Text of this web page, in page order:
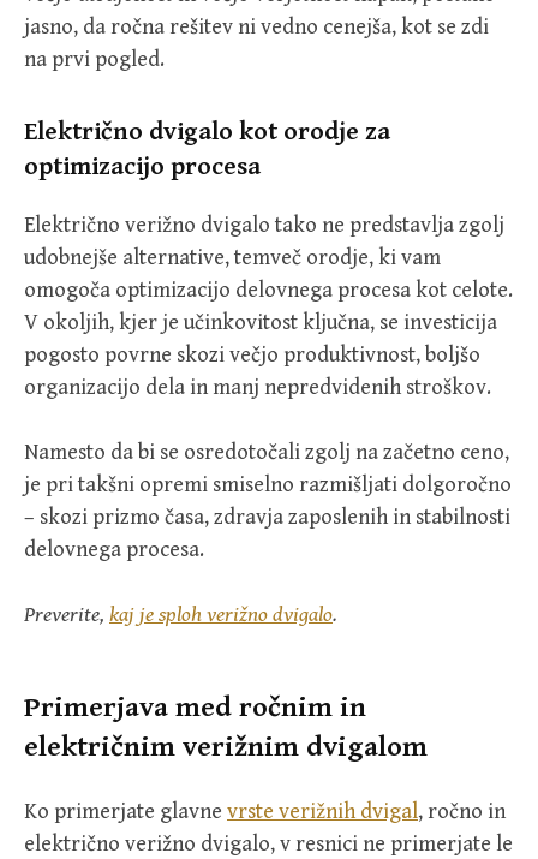
jasno, da ročna rešitev ni vedno cenejša, kot se zdi
na prvi pogled.
Električno dvigalo kot orodje za
optimizacijo procesa
Električno verižno dvigalo tako ne predstavlja zgolj
udobnejše alternative, temveč orodje, ki vam
omogoča optimizacijo delovnega procesa kot celote.
V okoljih, kjer je učinkovitost ključna, se investicija
pogosto povrne skozi večjo produktivnost, boljšo
organizacijo dela in manj nepredvidenih stroškov.
Namesto da bi se osredotočali zgolj na začetno ceno,
je pri takšni opremi smiselno razmišljati dolgoročno
– skozi prizmo časa, zdravja zaposlenih in stabilnosti
delovnega procesa.
Preverite, kaj je sploh verižno dvigalo.
Primerjava med ročnim in
električnim verižnim dvigalom
Ko primerjate glavne vrste verižnih dvigal, ročno in
električno verižno dvigalo, v resnici ne primerjate le